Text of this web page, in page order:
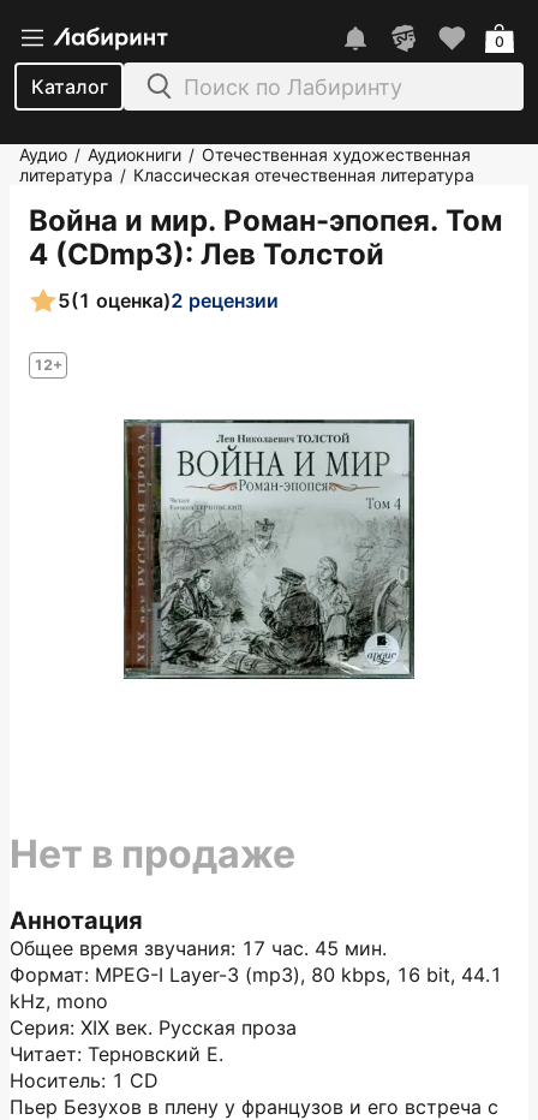
Каталог
0
Аудио / Аудиокниги / Отечественная художественная
литература / Классическая отечественная литература
Война и мир. Роман-эпопея. Том
4 (CDmp3): Лев Толстой
12+
5(1 оценка)2 рецензии
Аннотация
Общее время звучания: 17 час. 45 мин.
Формат: MPEG-I Layer-3 (mp3), 80 kbps, 16 bit, 44.1
kHz, mono
Серия: XIX век. Русская проза
Читает: Терновский Е.
Носитель: 1 CD
Пьер Безухов в плену у французов и его встреча с
Нет в продаже